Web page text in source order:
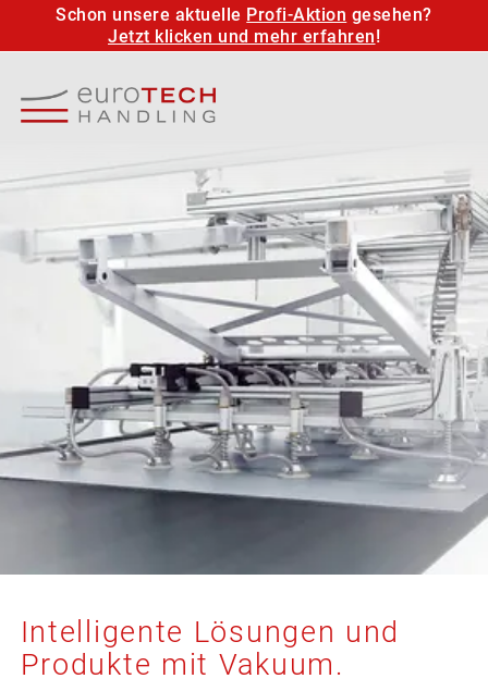
Schon unsere aktuelle Profi-Aktion gesehen?
Jetzt klicken und mehr erfahren!
Intelligente Lösungen und
Produkte mit Vakuum.